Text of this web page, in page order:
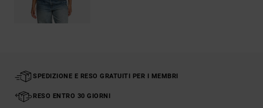
SPEDIZIONE E RESO GRATUITI PER I MEMBRI
RESO ENTRO 30 GIORNI